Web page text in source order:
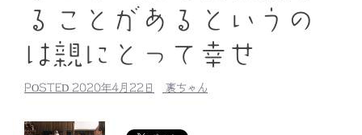
ることがあるというの
は親にとって幸せ
POSTED 2020年4月22日 裏ちゃん